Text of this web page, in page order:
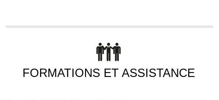
FORMATIONS ET ASSISTANCE